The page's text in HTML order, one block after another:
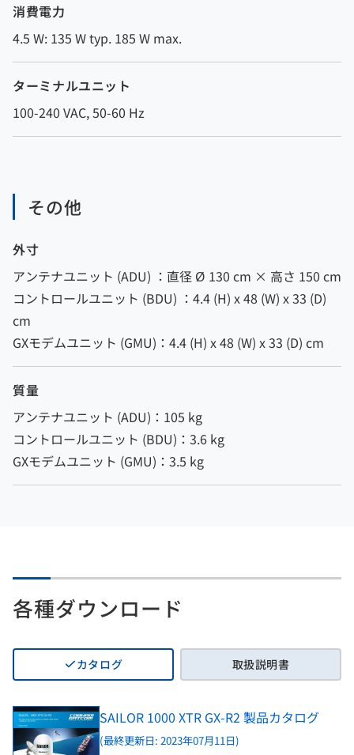
消費電力
4.5 W: 135 W typ. 185 W max.
ターミナルユニット
100-240 VAC, 50-60 Hz
その他
外寸
アンテナユニット (ADU) ：直径 Ø 130 cm × 高さ 150 cm
コントロールユニット (BDU) ：4.4 (H) x 48 (W) x 33 (D)
cm
GXモデムユニット (GMU)：4.4 (H) x 48 (W) x 33 (D) cm
質量
アンテナユニット (ADU)：105 kg
コントロールユニット (BDU)：3.6 kg
GXモデムユニット (GMU)：3.5 kg
各種ダウンロード
カタログ 取扱説明書
SAILOR 1000 XTR GX-R2 製品カタログ
(最終更新日: 2023年07月11日)